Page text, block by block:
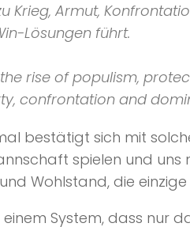
Krieg, Armut,
Lösungen führt.
rise of populism,
confrontation and
bestätigt sich mit
spielen und uns
Wohlstand, die
einem System, dass nur